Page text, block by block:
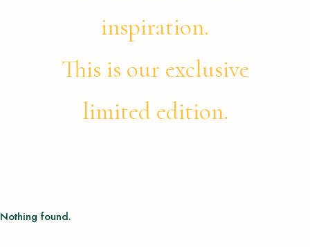
inspiration.
This is our exclusive
limited edition.
Nothing found.